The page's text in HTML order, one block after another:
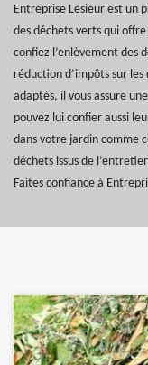
Entreprise Lesieur est un
des déchets verts qui offre
confiez l’enlèvement des
réduction d’impôts sur
adaptés, il vous assure
pouvez lui confier aussi
dans votre jardin comme
déchets issus de
Faites confiance à